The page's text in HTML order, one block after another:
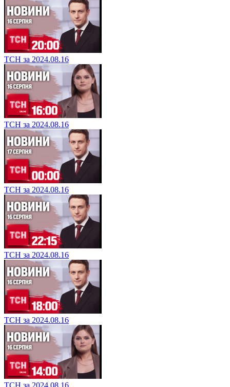
ТСН за 2024.08.16
ТСН за 2024.08.16
ТСН за 2024.08.16
ТСН за 2024.08.16
ТСН за 2024.08.16
ТСН за 2024.08.16